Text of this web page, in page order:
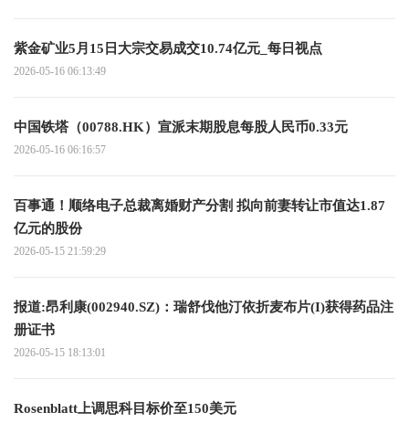
紫金矿业5月15日大宗交易成交10.74亿元_每日视点
2026-05-16 06:13:49
中国铁塔（00788.HK）宣派末期股息每股人民币0.33元
2026-05-16 06:16:57
百事通！顺络电子总裁离婚财产分割 拟向前妻转让市值达1.87
亿元的股份
2026-05-15 21:59:29
报道:昂利康(002940.SZ)：瑞舒伐他汀依折麦布片(I)获得药品注
册证书
2026-05-15 18:13:01
Rosenblatt上调思科目标价至150美元